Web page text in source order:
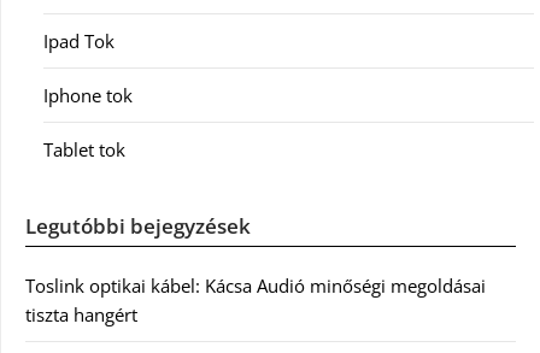
Ipad Tok
Iphone tok
Tablet tok
Legutóbbi bejegyzések
Toslink optikai kábel: Kácsa Audió minőségi megoldásai
tiszta hangért